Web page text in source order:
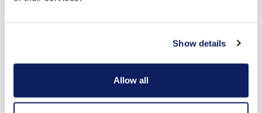
Show details
Allow all